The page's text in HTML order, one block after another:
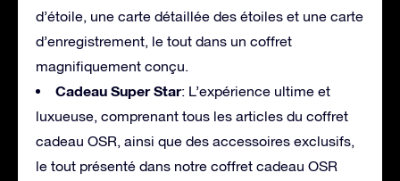
d’étoile, une carte détaillée des étoiles et une carte
d’enregistrement, le tout dans un coffret
magnifiquement conçu.
Cadeau Super Star: L’expérience ultime et
luxueuse, comprenant tous les articles du coffret
cadeau OSR, ainsi que des accessoires exclusifs,
le tout présenté dans notre coffret cadeau OSR